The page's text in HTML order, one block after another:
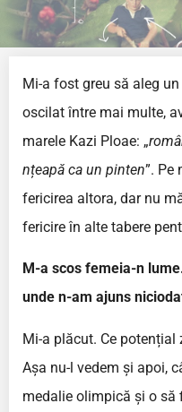
Mi-a fost greu să aleg
oscilat între mai multe,
marele Kazi Ploae: „
nțeapă ca un pinten”. Pe
fericirea altora, dar nu
fericire în alte tabere
M-a scos femeia-n
unde n-am ajuns
Mi-a plăcut. Ce potențial
Așa nu-l vedem și apoi,
medalie olimpică și o să